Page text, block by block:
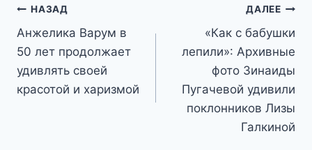
Навигация
по
записям
НАЗАД
Анжелика Варум в
50 лет продолжает
удивлять своей
красотой и харизмой
ДАЛЕЕ
«Как с бабушки
лепили»: Архивные
фото Зинаиды
Пугачевой удивили
поклонников Лизы
Галкиной